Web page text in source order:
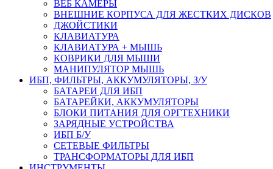
ВЕБ КАМЕРЫ
ВНЕШНИЕ КОРПУСА ДЛЯ ЖЕСТКИХ ДИСКОВ
ДЖОЙСТИКИ
КЛАВИАТУРА
КЛАВИАТУРА + МЫШЬ
КОВРИКИ ДЛЯ МЫШИ
МАНИПУЛЯТОР МЫШЬ
ИБП, ФИЛЬТРЫ, АККУМУЛЯТОРЫ, З/У
БАТАРЕИ ДЛЯ ИБП
БАТАРЕЙКИ, АККУМУЛЯТОРЫ
БЛОКИ ПИТАНИЯ ДЛЯ ОРГТЕХНИКИ
ЗАРЯДНЫЕ УСТРОЙСТВА
ИБП Б/У
СЕТЕВЫЕ ФИЛЬТРЫ
ТРАНСФОРМАТОРЫ ДЛЯ ИБП